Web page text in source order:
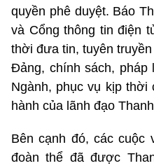
quyền phê duyệt. Báo
và Cổng thông tin điện
thời đưa tin, tuyên
Đảng, chính sách,
Ngành, phục vụ kịp thời
hành của lãnh đạo
Bên cạnh đó, các cuộc
đoàn thể đã được